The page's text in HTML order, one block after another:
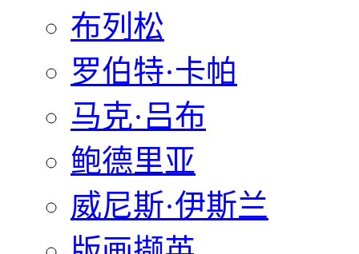
布列松
罗伯特·卡帕
马克·吕布
鲍德里亚
威尼斯·伊斯兰